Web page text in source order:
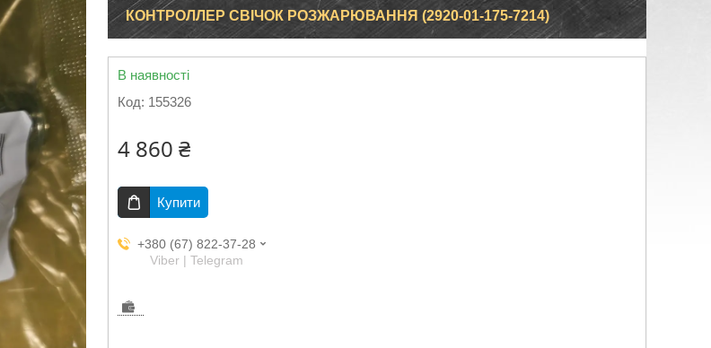
КОНТРОЛЛЕР СВІЧОК РОЗЖАРЮВАННЯ (2920-01-175-7214)
В наявності
Код: 155326
4 860 ₴
Купити
+380 (67) 822-37-28
Viber | Telegram